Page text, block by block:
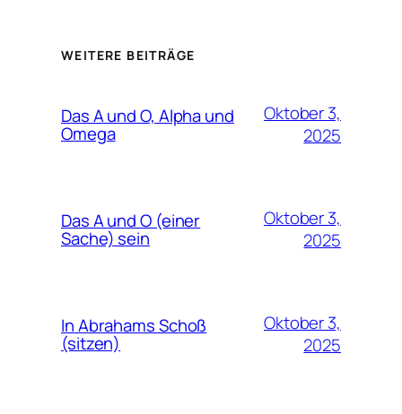
WEITERE BEITRÄGE
Das A und O, Alpha und
Omega
Oktober 3,
2025
Das A und O (einer
Sache) sein
Oktober 3,
2025
In Abrahams Schoß
(sitzen)
Oktober 3,
2025